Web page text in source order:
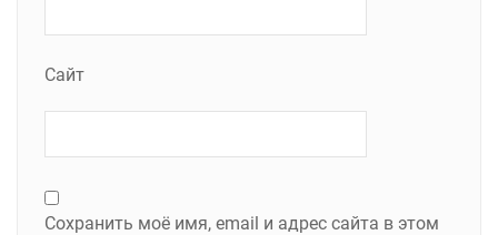
Сайт
Сохранить моё имя, email и адрес сайта в этом